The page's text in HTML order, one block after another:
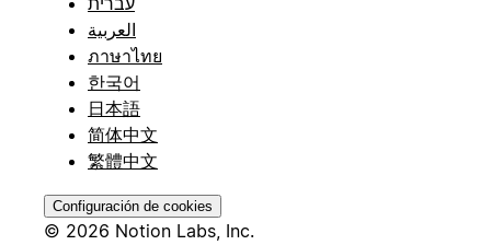
العربية
ภาษาไทย
한국어
日本語
简体中文
繁體中文
Configuración de cookies
© 2026 Notion Labs, Inc.